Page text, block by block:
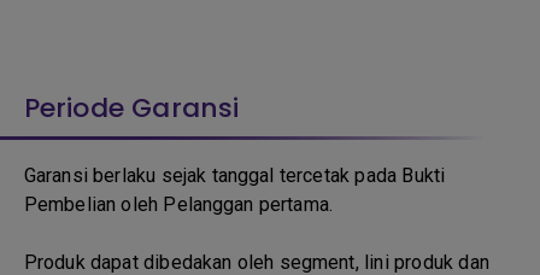
Periode Garansi
Garansi berlaku sejak tanggal tercetak pada Bukti
Pembelian oleh Pelanggan pertama.
Produk dapat dibedakan oleh segment, lini produk dan